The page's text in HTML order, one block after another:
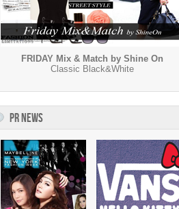
FRIDAY Mix & Match by Shine On
Classic Black&White
PR NEWS